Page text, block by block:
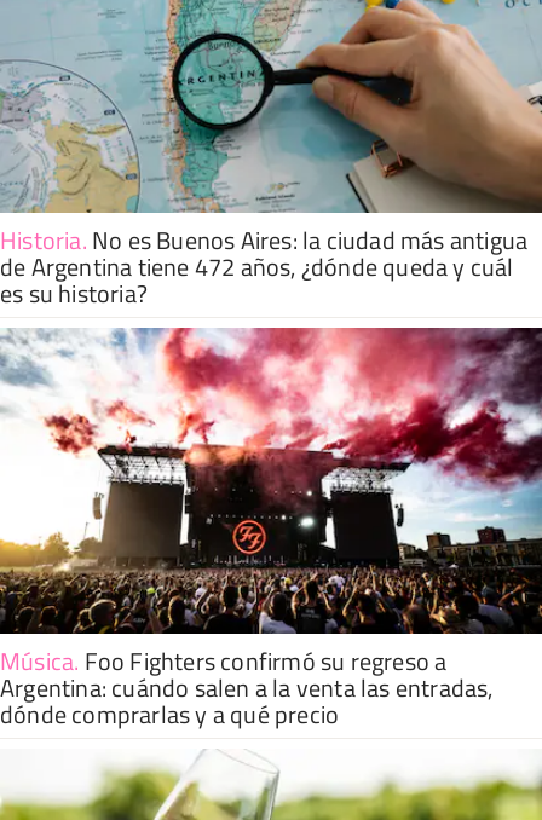
Historia.No es Buenos Aires: la ciudad más antigua
de Argentina tiene 472 años, ¿dónde queda y cuál
es su historia?
Música. Foo Fighters confirmó su regreso a
Argentina: cuándo salen a la venta las entradas,
dónde comprarlas y a qué precio